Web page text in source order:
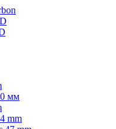
мм
mm